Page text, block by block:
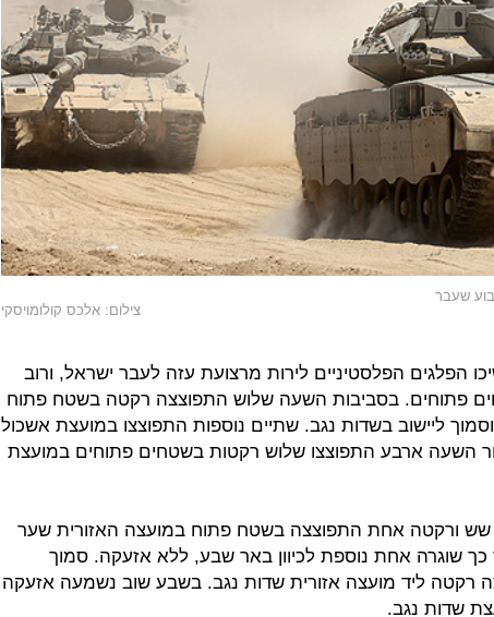
שעבר
צילום: אלכס קולומויסקי
הפלגים הפלסטיניים לירות מרצועת עזה לעבר ישראל, ורוב
פתוחים. בסביבות השעה שלוש התפוצצה רקטה בשטח פתוח
ליישוב בשדות נגב. שתיים נוספות התפוצצו במועצת אשכול
השעה ארבע התפוצצו שלוש רקטות בשטחים פתוחים במועצת
ורקטה אחת התפוצצה בשטח פתוח במועצה האזורית שער
אחר כך שוגרה אחת נוספת לכיוון באר שבע, ללא אזעקה. סמוך
רקטה ליד מועצה אזורית שדות נגב. בשבע שוב נשמעה אזעקה
שדות נגב.